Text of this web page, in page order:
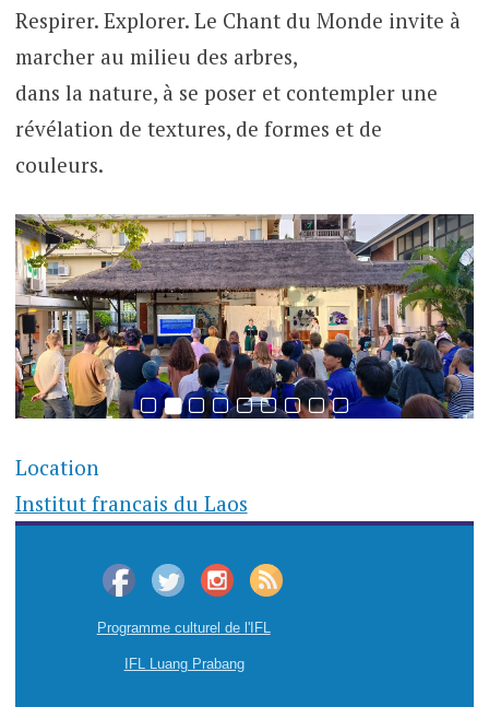
Respirer. Explorer. Le Chant du Monde invite à
marcher au milieu des arbres,
dans la nature, à se poser et contempler une
révélation de textures, de formes et de
couleurs.
Location
Institut francais du Laos
Programme culturel de l'IFL
IFL Luang Prabang